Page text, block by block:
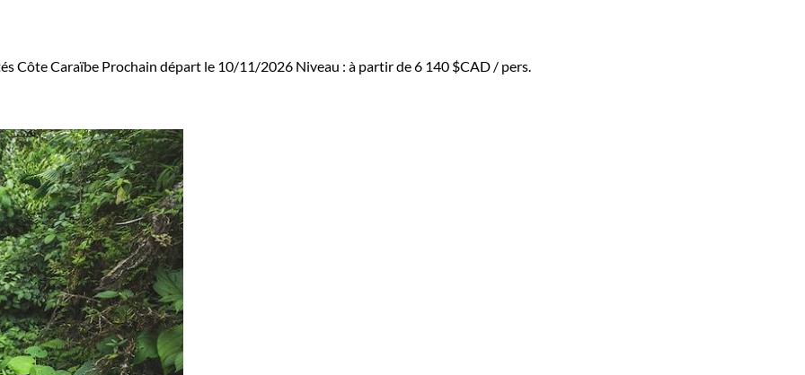
Côte Caraïbe Prochain départ le 10/11/2026 Niveau : à partir de6 140 $CAD / pers.